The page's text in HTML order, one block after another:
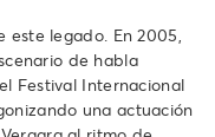
legado. En 2005,
de habla
Festival Internacional
una actuación